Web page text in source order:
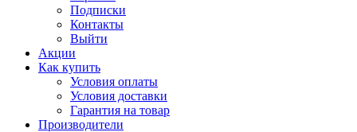
Подписки
Контакты
Выйти
Акции
Как купить
Условия оплаты
Условия доставки
Гарантия на товар
Производители